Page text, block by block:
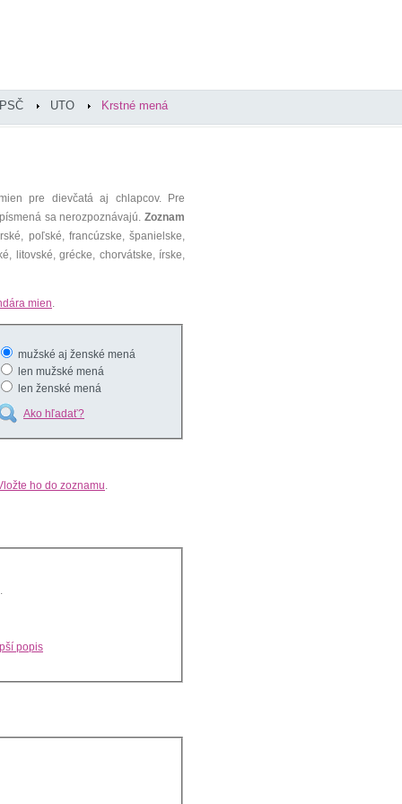
PSČ UTO Krstné mená
pre dievčatá aj chlapcov. Pre
sa nerozpoznávajú. Zoznam
poľské, francúzske, španielske,
litovské, grécke, chorvátske, írske,
mien.
mužské aj ženské mená
len mužské mená
len ženské mená
Ako hľadať?
ho do zoznamu.
popis